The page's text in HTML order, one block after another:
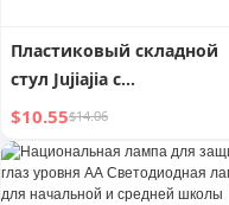
Пластиковый складной
стул Jujiajia с
подлокотниками,
маленький, утолщенный,
для детского сада,
мультяшный
$10.55$14.06